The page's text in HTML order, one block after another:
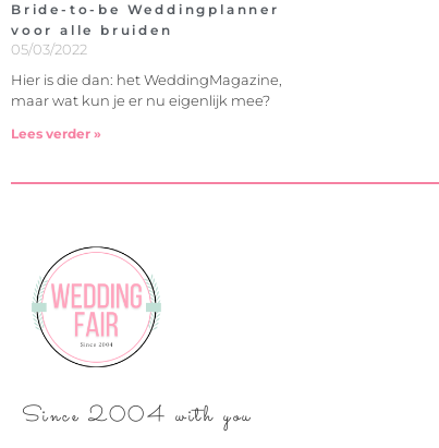
Bride-to-be Weddingplanner
voor alle bruiden
05/03/2022
Hier is die dan: het WeddingMagazine,
maar wat kun je er nu eigenlijk mee?
Lees verder »
Since 2004 with you